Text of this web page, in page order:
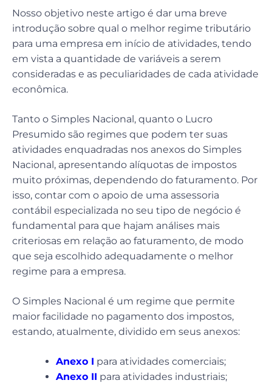
Nosso objetivo neste artigo é dar uma breve
introdução sobre qual o melhor regime tributário
para uma empresa em início de atividades, tendo
em vista a quantidade de variáveis a serem
consideradas e as peculiaridades de cada atividade
econômica.
Tanto o Simples Nacional, quanto o Lucro
Presumido são regimes que podem ter suas
atividades enquadradas nos anexos do Simples
Nacional, apresentando alíquotas de impostos
muito próximas, dependendo do faturamento. Por
isso, contar com o apoio de uma assessoria
contábil especializada no seu tipo de negócio é
fundamental para que hajam análises mais
criteriosas em relação ao faturamento, de modo
que seja escolhido adequadamente o melhor
regime para a empresa.
O Simples Nacional é um regime que permite
maior facilidade no pagamento dos impostos,
estando, atualmente, dividido em seus anexos:
Anexo I para atividades comerciais;
Anexo II para atividades industriais;